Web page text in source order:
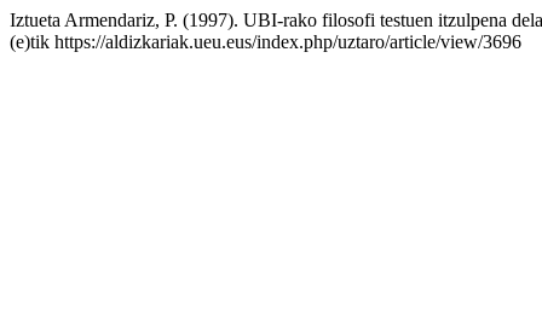
Iztueta Armendariz, P. (1997). UBI-rako filosofi testuen itzulpena
(e)tik https://aldizkariak.ueu.eus/index.php/uztaro/article/view/3696